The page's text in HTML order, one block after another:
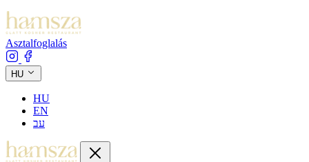
Asztalfoglalás
HU
HU
EN
עב